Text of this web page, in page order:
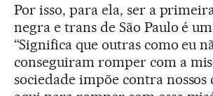
Por isso, para ela, ser a
negra e trans de São Paulo é
“Significa que outras como eu
conseguiram romper com a
sociedade impõe contra nossos